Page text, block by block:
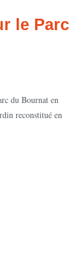
le Parc
du Bournat en
reconstitué en